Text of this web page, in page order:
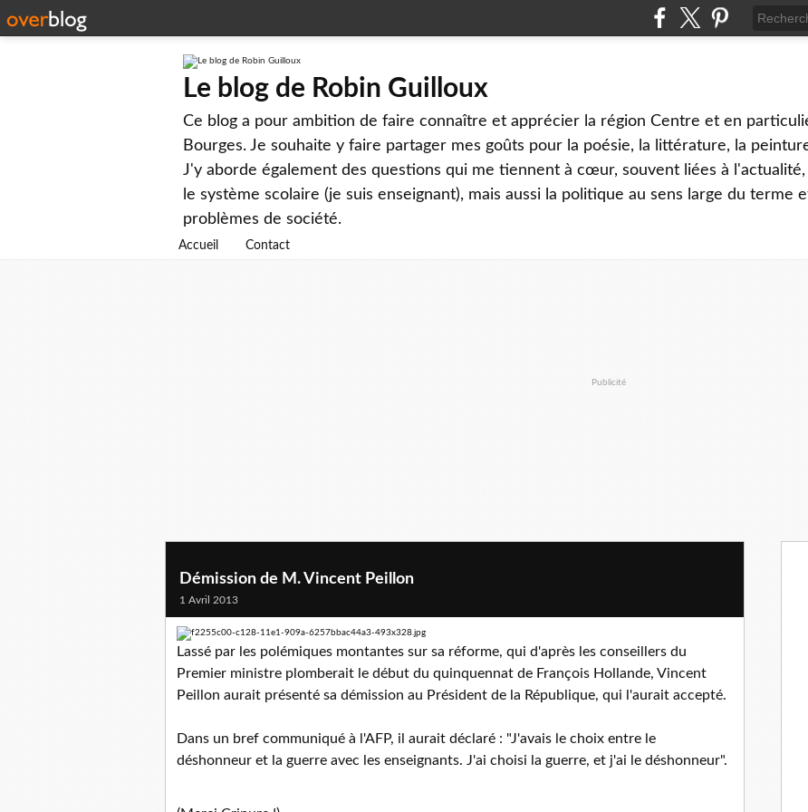
Le blog de Robin Guilloux
Ce blog a pour ambition de faire connaître et apprécier la région Centre et en
Bourges. Je souhaite y faire partager mes goûts pour la poésie, la littérature, la
J'y aborde également des questions qui me tiennent à cœur, souvent liées à
le système scolaire (je suis enseignant), mais aussi la politique au sens large du terme
problèmes de société.
Accueil Contact
Publicité
Démission de M. Vincent Peillon
1 Avril 2013
Lassé par les polémiques montantes sur sa réforme, qui d'après les conseillers du
Premier ministre plomberait le début du quinquennat de François Hollande, Vincent
Peillon aurait présenté sa démission au Président de la République, qui l'aurait accepté.
Dans un bref communiqué à l'AFP, il aurait déclaré : "J'avais le choix entre le
déshonneur et la guerre avec les enseignants. J'ai choisi la guerre, et j'ai le déshonneur".